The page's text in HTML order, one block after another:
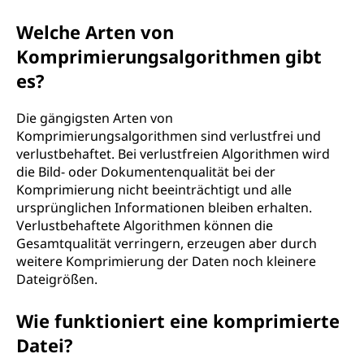
Welche Arten von
Komprimierungsalgorithmen gibt
es?
Die gängigsten Arten von
Komprimierungsalgorithmen sind verlustfrei und
verlustbehaftet. Bei verlustfreien Algorithmen wird
die Bild- oder Dokumentenqualität bei der
Komprimierung nicht beeinträchtigt und alle
ursprünglichen Informationen bleiben erhalten.
Verlustbehaftete Algorithmen können die
Gesamtqualität verringern, erzeugen aber durch
weitere Komprimierung der Daten noch kleinere
Dateigrößen.
Wie funktioniert eine komprimierte
Datei?